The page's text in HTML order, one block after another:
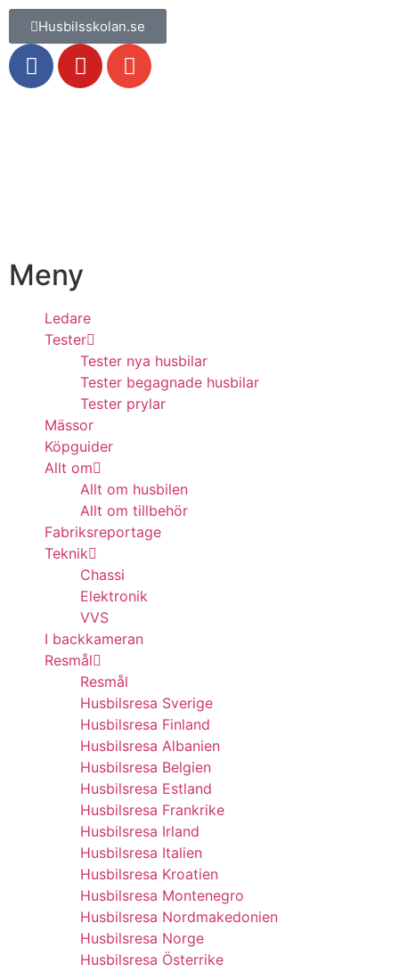
Husbilsskolan.se
Meny
Ledare
Tester
Tester nya husbilar
Tester begagnade husbilar
Tester prylar
Mässor
Köpguider
Allt om
Allt om husbilen
Allt om tillbehör
Fabriksreportage
Teknik
Chassi
Elektronik
VVS
I backkameran
Resmål
Resmål
Husbilsresa Sverige
Husbilsresa Finland
Husbilsresa Albanien
Husbilsresa Belgien
Husbilsresa Estland
Husbilsresa Frankrike
Husbilsresa Irland
Husbilsresa Italien
Husbilsresa Kroatien
Husbilsresa Montenegro
Husbilsresa Nordmakedonien
Husbilsresa Norge
Husbilsresa Österrike